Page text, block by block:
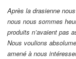
Après la drasienne
nous nous sommes
produits n’avaient pas
Nous voulions
amené à nous